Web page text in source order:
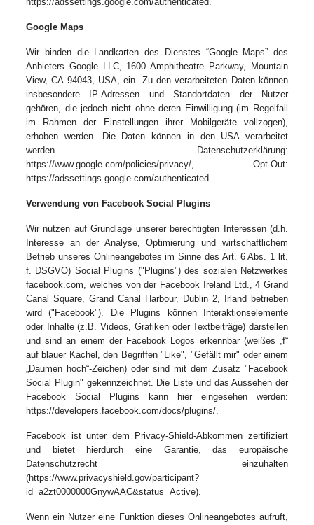
Google Maps
Wir binden die Landkarten des Dienstes “Google Maps” des
Anbieters Google LLC, 1600 Amphitheatre Parkway, Mountain
View, CA 94043, USA, ein. Zu den verarbeiteten Daten können
insbesondere IP-Adressen und Standortdaten der Nutzer
gehören, die jedoch nicht ohne deren Einwilligung (im Regelfall
im Rahmen der Einstellungen ihrer Mobilgeräte vollzogen),
erhoben werden. Die Daten können in den USA verarbeitet
werden. Datenschutzerklärung:
https://www.google.com/policies/privacy/, Opt-Out:
https://adssettings.google.com/authenticated.
Verwendung von Facebook Social Plugins
Wir nutzen auf Grundlage unserer berechtigten Interessen (d.h.
Interesse an der Analyse, Optimierung und wirtschaftlichem
Betrieb unseres Onlineangebotes im Sinne des Art. 6 Abs. 1 lit.
f. DSGVO) Social Plugins ("Plugins") des sozialen Netzwerkes
facebook.com, welches von der Facebook Ireland Ltd., 4 Grand
Canal Square, Grand Canal Harbour, Dublin 2, Irland betrieben
wird ("Facebook"). Die Plugins können Interaktionselemente
oder Inhalte (z.B. Videos, Grafiken oder Textbeiträge) darstellen
und sind an einem der Facebook Logos erkennbar (weißes „f“
auf blauer Kachel, den Begriffen "Like", "Gefällt mir" oder einem
„Daumen hoch“-Zeichen) oder sind mit dem Zusatz "Facebook
Social Plugin" gekennzeichnet. Die Liste und das Aussehen der
Facebook Social Plugins kann hier eingesehen werden:
https://developers.facebook.com/docs/plugins/.
Facebook ist unter dem Privacy-Shield-Abkommen zertifiziert
und bietet hierdurch eine Garantie, das europäische
Datenschutzrecht einzuhalten
(https://www.privacyshield.gov/participant?
id=a2zt0000000GnywAAC&status=Active).
Wenn ein Nutzer eine Funktion dieses Onlineangebotes aufruft,